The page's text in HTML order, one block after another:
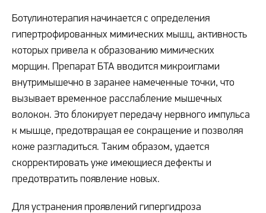
Ботулинотерапия начинается с определения
гипертрофированных мимических мышц, активность
которых привела к образованию мимических
морщин. Препарат БТА вводится микроиглами
внутримышечно в заранее намеченные точки, что
вызывает временное расслабление мышечных
волокон. Это блокирует передачу нервного импульса
к мышце, предотвращая ее сокращение и позволяя
коже разгладиться. Таким образом, удается
скорректировать уже имеющиеся дефекты и
предотвратить появление новых.
Для устранения проявлений гипергидроза